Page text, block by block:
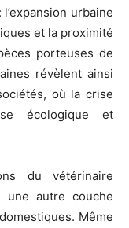
urbaine
et la proximité
porteuses de
révèlent ainsi
où la crise
écologique et
du vétérinaire
une autre couche
Même